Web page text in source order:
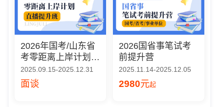
2026年国考/山东省
考零距离上岸计划
（直播提升班）
2025.09.15-2025.12.31
面谈
2026国省事笔试考
前提升营
2025.11.14-2025.12.05
2980元起